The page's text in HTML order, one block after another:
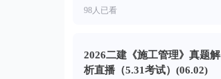
98人已看
2026二建《施工管理》真题解
析直播（5.31考试）(06.02)